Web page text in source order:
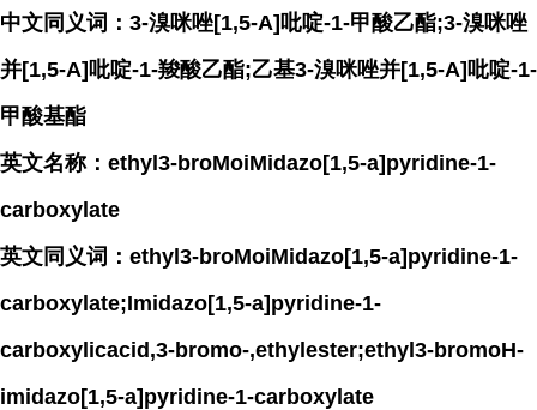
中文同义词：3-溴咪唑[1,5-A]吡啶-1-甲酸乙酯;3-溴咪唑
并[1,5-A]吡啶-1-羧酸乙酯;乙基3-溴咪唑并[1,5-A]吡啶-1-
甲酸基酯
英文名称：ethyl3-broMoiMidazo[1,5-a]pyridine-1-
carboxylate
英文同义词：ethyl3-broMoiMidazo[1,5-a]pyridine-1-
carboxylate;Imidazo[1,5-a]pyridine-1-
carboxylicacid,3-bromo-,ethylester;ethyl3-bromoH-
imidazo[1,5-a]pyridine-1-carboxylate